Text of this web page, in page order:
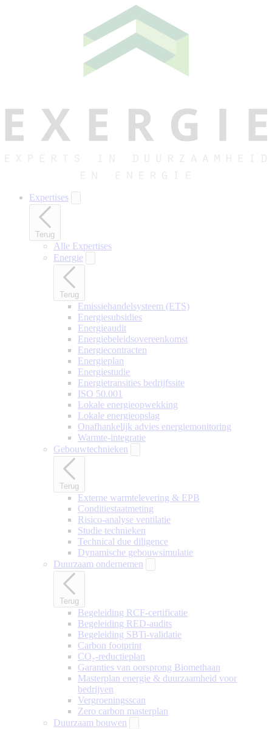
Expertises
Terug
Alle Expertises
Energie
Terug
Emissiehandelsysteem (ETS)
Energiesubsidies
Energieaudit
Energiebeleidsovereenkomst
Energiecontracten
Energieplan
Energiestudie
Energietransities bedrijfssite
ISO 50.001
Lokale energieopwekking
Lokale energieopslag
Onafhankelijk advies energiemonitoring
Warmte-integratie
Gebouwtechnieken
Terug
Externe warmtelevering & EPB
Conditiestaatmeting
Risico-analyse ventilatie
Studie technieken
Technical due diligence
Dynamische gebouwsimulatie
Duurzaam ondernemen
Terug
Begeleiding RCF-certificatie
Begeleiding RED-audits
Begeleiding SBTi-validatie
Carbon footprint
CO₂-reductieplan
Garanties van oorsprong Biomethaan
Masterplan energie & duurzaamheid voor
bedrijven
Vergroeningsscan
Zero carbon masterplan
Duurzaam bouwen